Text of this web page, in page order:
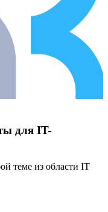
для IT-
теме из области IT